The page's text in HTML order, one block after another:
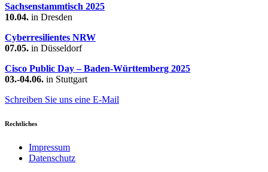
Sachsenstammtisch 2025
10.04. in Dresden
Cyberresilientes NRW
07.05. in Düsseldorf
Cisco Public Day – Baden-Württemberg 2025
03.-04.06. in Stuttgart
Schreiben Sie uns eine E-Mail
Rechtliches
Impressum
Datenschutz